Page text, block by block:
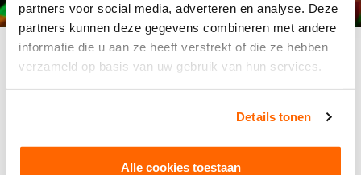
partners voor social media, adverteren en analyse. Deze
partners kunnen deze gegevens combineren met andere
informatie die u aan ze heeft verstrekt of die ze hebben
verzameld op basis van uw gebruik van hun services.
Details tonen
Alle cookies toestaan